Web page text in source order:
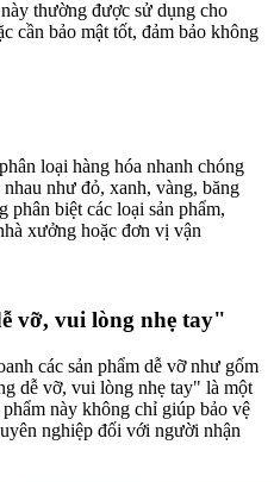
thường được sử dụng cho
cần bảo mật tốt, đảm bảo không
loại hàng hóa nhanh chóng
như đỏ, xanh, vàng, băng
phân biệt các loại sản phẩm,
xưởng hoặc đơn vị vận
vỡ, vui lòng nhẹ tay"​
các sản phẩm dễ vỡ như gốm
dễ vỡ, vui lòng nhẹ tay" là một
này không chỉ giúp bảo vệ
nghiệp đối với người nhận